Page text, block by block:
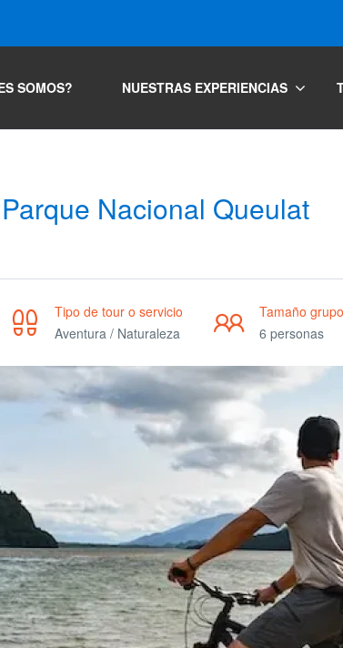
SOMOS? NUESTRAS EXPERIENCIAS
Nacional Queulat
Tipo de tour o servicio
Aventura / Naturaleza
Tamaño grupo
6 personas